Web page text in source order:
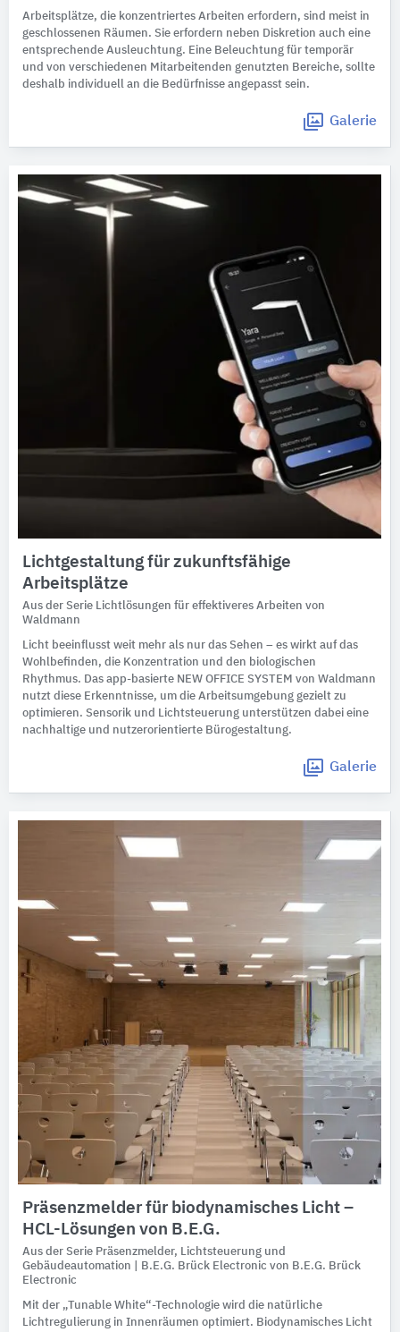
Arbeitsplätze, die konzentriertes Arbeiten erfordern, sind meist in
geschlossenen Räumen. Sie erfordern neben Diskretion auch eine
entsprechende Ausleuchtung. Eine Beleuchtung für temporär
und von verschiedenen Mitarbeitenden genutzten Bereiche, sollte
deshalb individuell an die Bedürfnisse angepasst sein.
Galerie
Lichtgestaltung für zukunftsfähige
Arbeitsplätze
Aus der Serie Lichtlösungen für effektiveres Arbeiten von
Waldmann
Licht beeinflusst weit mehr als nur das Sehen – es wirkt auf das
Wohlbefinden, die Konzentration und den biologischen
Rhythmus. Das app-basierte NEW OFFICE SYSTEM von Waldmann
nutzt diese Erkenntnisse, um die Arbeitsumgebung gezielt zu
optimieren. Sensorik und Lichtsteuerung unterstützen dabei eine
nachhaltige und nutzerorientierte Bürogestaltung.
Galerie
Präsenzmelder für biodynamisches Licht –
HCL-Lösungen von B.E.G.
Aus der Serie Präsenzmelder, Lichtsteuerung und
Gebäudeautomation | B.E.G. Brück Electronic von B.E.G. Brück
Electronic
Mit der „Tunable White“-Technologie wird die natürliche
Lichtregulierung in Innenräumen optimiert. Biodynamisches Licht